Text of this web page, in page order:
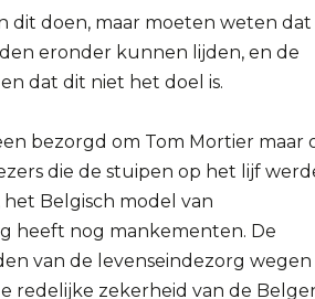
dit doen, maar moeten weten dat
eronder kunnen lijden, en de
dat dit niet het doel is.
bezorgd om Tom Mortier maar
die de stuipen op het lijf
het Belgisch model van
heeft nog mankementen. De
van de levenseindezorg wegen
redelijke zekerheid van de